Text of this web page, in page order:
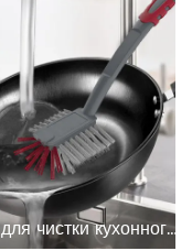
Щетка для чистки кухонного горшка